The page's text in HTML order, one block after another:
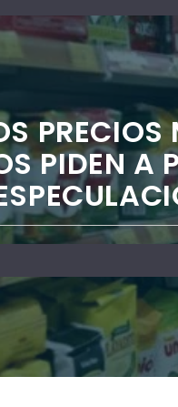
PIDEN A